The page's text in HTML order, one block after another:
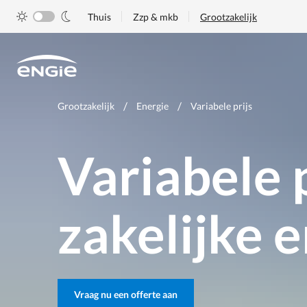
Thuis Zzp & mkb Grootzakelijk
Je
Grootzakelijk Energie Variabele prijs
Variabele
zakelijke
Vraag nu een offerte aan